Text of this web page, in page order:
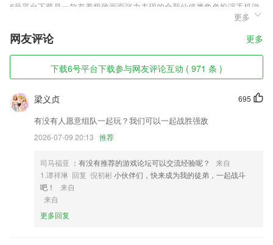
6号平台下载是一款有着极致画面张力表现的全新仙侠类角色扮演手机游
戏，采用了全新的U3D引擎技术，为玩家带来了最为宏美绮丽的仙侠场
景。丰富的剧情讲述模式，你可以自游戏中分章节额去体验不同剧情带来
的感动。酷炫的战斗玩法更是让玩家流连忘返乐不思蜀。
6号平台下载软件特色
1,社区圈子更具人性化，学霸在线，干货共享，相互交流考研心得体会，
沟通无障碍；
2,家长可以在线查询对应门诊有无充足疫苗,家长不必因为门诊缺苗而白
3,十分的好用，能够把你变成二次元漫画的形象。
4,提供的碑帖非常的丰富，让用户在手机中欣赏更多经典的书法。
5,邀请好友：送现金+VIP，真正免费看正版小说的阅读神器！
6,哪天的票价如何，都是会及时提供的，需要的信息都可以快速的掌握
更多
网友评论 更多
下载6号平台下载参与网友评论互动 ( 971 条 )
695
梁义贞
有没有人愿意组队一起玩？我们可以一起战胜强敌
2026-07-09 20:13 推荐
司马福亚 ：有没有推荐的游戏论坛可以交流经验呢？
来自
1.谭祥琳 回复 倪初彬小伙伴们，快来成为我的徒弟，一起战斗
吧！
来自
来自
更多回复